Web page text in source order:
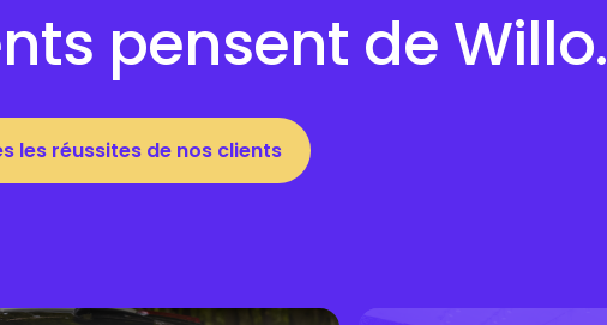
pensent de Willo.
les réussites de nos clients